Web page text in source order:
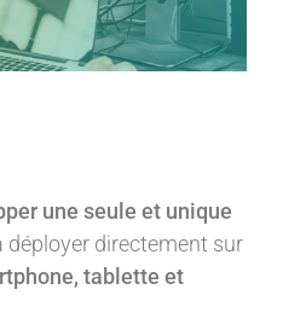
une seule et unique
déployer directement sur
tablette et